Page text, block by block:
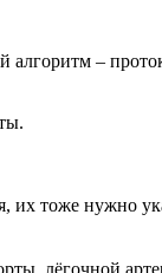
алгоритм –
их тоже нужно
лёгочной